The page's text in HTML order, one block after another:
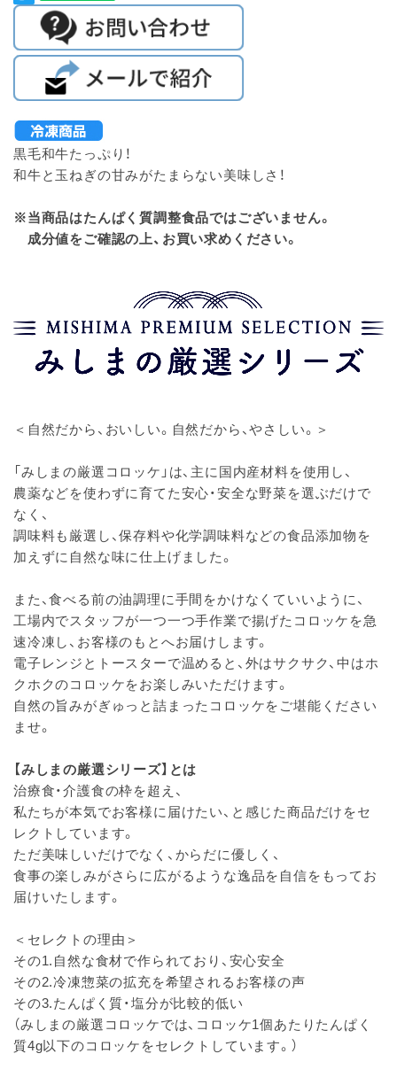
黒毛和牛たっぷり！
和牛と玉ねぎの甘みがたまらない美味しさ！
※当商品はたんぱく質調整食品ではございません。
成分値をご確認の上、お買い求めください。
＜自然だから、おいしい。自然だから、やさしい。＞
「みしまの厳選コロッケ」は、主に国内産材料を使用し、
農薬などを使わずに育てた安心・安全な野菜を選ぶだけで
なく、
調味料も厳選し、保存料や化学調味料などの食品添加物を
加えずに自然な味に仕上げました。
また、食べる前の油調理に手間をかけなくていいように、
工場内でスタッフが一つ一つ手作業で揚げたコロッケを急
速冷凍し、お客様のもとへお届けします。
電子レンジとトースターで温めると、外はサクサク、中はホ
クホクのコロッケをお楽しみいただけます。
自然の旨みがぎゅっと詰まったコロッケをご堪能ください
ませ。
【みしまの厳選シリーズ】とは
治療食・介護食の枠を超え、
私たちが本気でお客様に届けたい、と感じた商品だけをセ
レクトしています。
ただ美味しいだけでなく、からだに優しく、
食事の楽しみがさらに広がるような逸品を自信をもってお
届けいたします。
＜セレクトの理由＞
その1.自然な食材で作られており、安心安全
その2.冷凍惣菜の拡充を希望されるお客様の声
その3.たんぱく質・塩分が比較的低い
（みしまの厳選コロッケでは、コロッケ1個あたりたんぱく
質4g以下のコロッケをセレクトしています。）